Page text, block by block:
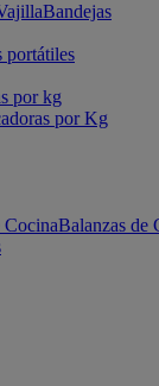
Bandejas
portátiles
por kg
por Kg
CocinaBalanzas de